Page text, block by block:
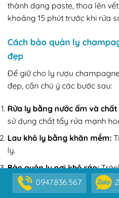
thành dạng paste, thoa lên
khoảng 15 phút trước khi rửa
Cách bảo quản ly
đẹp
Để giữ cho ly rượu
đẹp, cần chú ý các bước sau:
Rửa ly bằng nước ấm và
sử dụng chất tẩy rửa mạnh
Lau khô ly bằng khăn mềm:
ly.
Bảo quản ly nơi khô ráo:
với ánh nắng mặt trời hoặc
0947.836.567